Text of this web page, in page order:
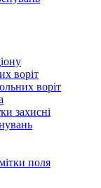
воріт
воріт
захисні
поля